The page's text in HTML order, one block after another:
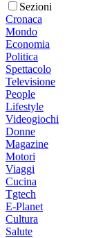
Sezioni
Cronaca
Mondo
Economia
Politica
Spettacolo
Televisione
People
Lifestyle
Videogiochi
Donne
Magazine
Motori
Viaggi
Cucina
Tgtech
E-Planet
Cultura
Salute